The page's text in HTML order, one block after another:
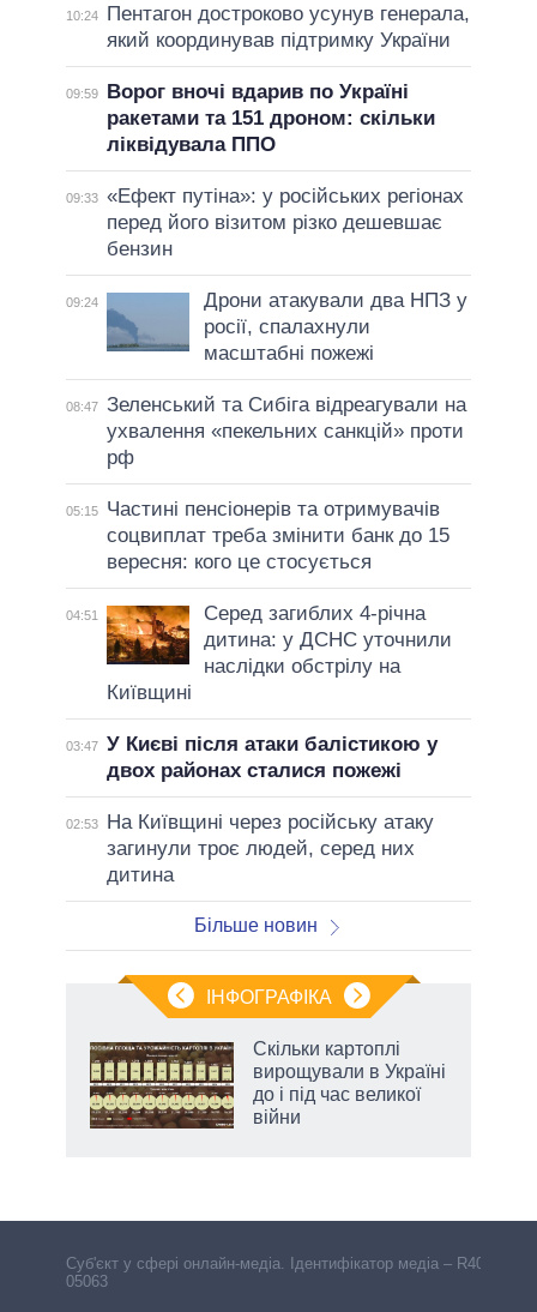
10:24
Пентагон достроково усунув генерала,
який координував підтримку України
09:59
Ворог вночі вдарив по Україні
ракетами та 151 дроном: скільки
ліквідувала ППО
09:33 «Ефект путіна»: у російських регіонах
перед його візитом різко дешевшає
бензин
09:24
Дрони атакували два НПЗ у
росії, спалахнули
масштабні пожежі
08:47 Зеленський та Сибіга відреагували на
ухвалення «пекельних санкцій» проти
рф
05:15
Частині пенсіонерів та отримувачів
соцвиплат треба змінити банк до 15
вересня: кого це стосується
04:51
Серед загиблих 4-річна
дитина: у ДСНС уточнили
наслідки обстрілу на
Київщині
03:47 У Києві після атаки балістикою у
двох районах сталися пожежі
02:53
На Київщині через російську атаку
загинули троє людей, серед них
дитина
Більше новин
ІНФОГРАФІКА
Скільки картоплі
вирощували в Україні
до і під час великої
війни
Cуб'єкт у сфері онлайн-медіа. Ідентифікатор медіа – R40-
05063